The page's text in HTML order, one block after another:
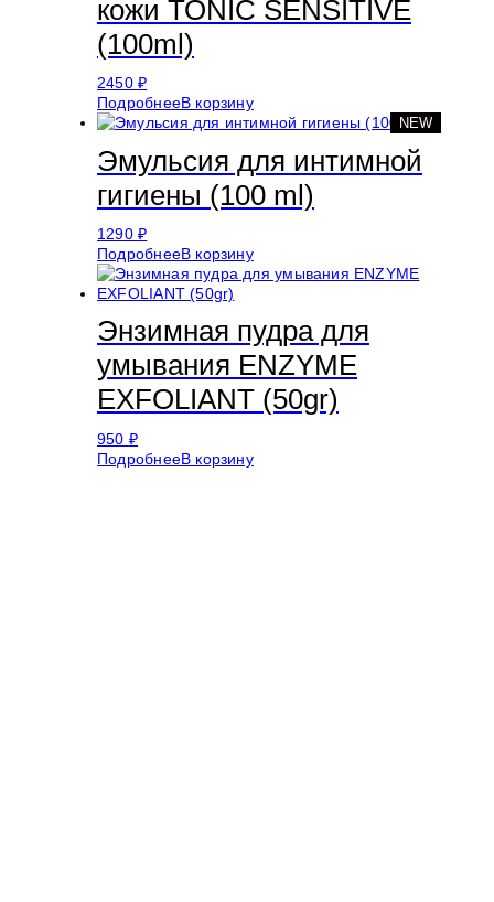
кожи ТОNIC SENSITIVE
(100ml)
2450₽
ПодробнееВ корзину
NEW
Эмульсия для интимной
гигиены (100 ml)
1290₽
ПодробнееВ корзину
Энзимная пудра для
умывания ENZYME
EXFOLIANT (50gr)
950 ₽
ПодробнееВ корзину